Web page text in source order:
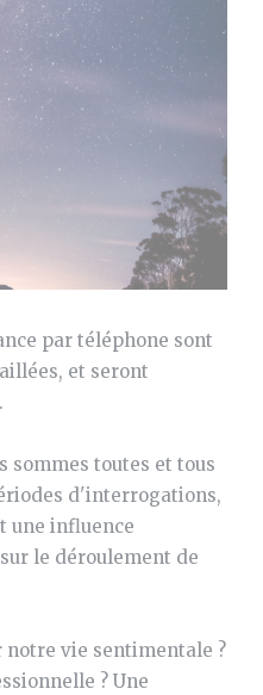
par téléphone sont
et seront
sommes toutes et tous
d'interrogations,
une influence
le déroulement de
notre vie sentimentale ?
? Une